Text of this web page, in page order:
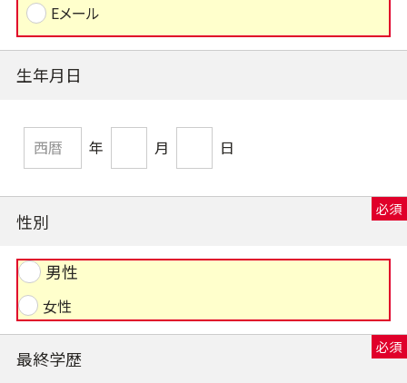
Eメール
生年月日
年 月 日
性別
男性
女性
最終学歴